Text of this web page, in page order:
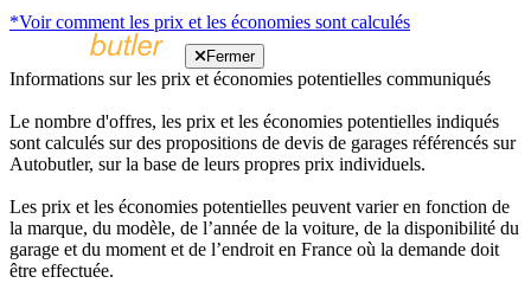
*Voir comment les prix et les économies sont calculés
Fermer
Informations sur les prix et économies potentielles communiqués
Le nombre d'offres, les prix et les économies potentielles indiqués
sont calculés sur des propositions de devis de garages référencés sur
Autobutler, sur la base de leurs propres prix individuels.
Les prix et les économies potentielles peuvent varier en fonction de
la marque, du modèle, de l’année de la voiture, de la disponibilité du
garage et du moment et de l’endroit en France où la demande doit
être effectuée.